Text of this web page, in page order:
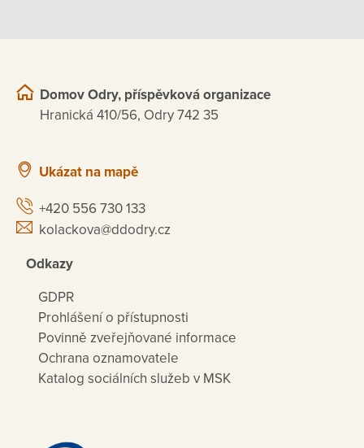
Domov Odry, příspěvková organizace
Hranická 410/56, Odry 742 35
Ukázat na mapě
+420 556 730 133
kolackova@ddodry.cz
Odkazy
GDPR
Prohlášení o přístupnosti
Povinně zveřejňované informace
Ochrana oznamovatele
Katalog sociálních služeb v MSK